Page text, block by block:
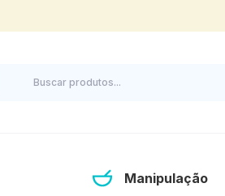
Manipulação